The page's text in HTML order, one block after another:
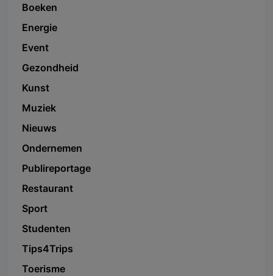
Boeken
Energie
Event
Gezondheid
Kunst
Muziek
Nieuws
Ondernemen
Publireportage
Restaurant
Sport
Studenten
Tips4Trips
Toerisme